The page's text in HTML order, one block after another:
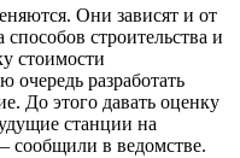
Они зависят и от
строительства и
стоимости
очередь разработать
До этого давать оценку
станции на
сообщили в ведомстве.